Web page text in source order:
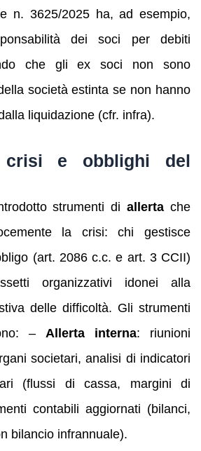
n. 3625/2025 ha, ad esempio,
dei soci per debiti
che gli ex soci non sono
società estinta se non hanno
liquidazione (cfr. infra).
crisi e obblighi del
strumenti diallerta che
la crisi: chi gestisce
(art. 2086 c.c. e art. 3 CCII)
organizzativi idonei alla
delle difficoltà. Gli strumenti
– Allerta interna: riunioni
societari, analisi di indicatori
(flussi di cassa, margini di
contabili aggiornati (bilanci,
bilancio infrannuale).